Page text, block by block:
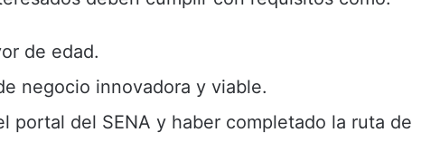
de edad.
negocio innovadora y viable.
portal del SENA y haber completado la ruta de